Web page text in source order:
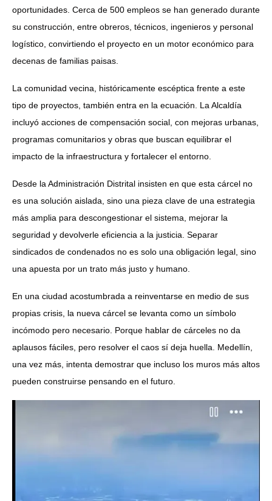
oportunidades. Cerca de 500 empleos se han generado durante
su construcción, entre obreros, técnicos, ingenieros y personal
logístico, convirtiendo el proyecto en un motor económico para
decenas de familias paisas.
La comunidad vecina, históricamente escéptica frente a este
tipo de proyectos, también entra en la ecuación. La Alcaldía
incluyó acciones de compensación social, con mejoras urbanas,
programas comunitarios y obras que buscan equilibrar el
impacto de la infraestructura y fortalecer el entorno.
Desde la Administración Distrital insisten en que esta cárcel no
es una solución aislada, sino una pieza clave de una estrategia
más amplia para descongestionar el sistema, mejorar la
seguridad y devolverle eficiencia a la justicia. Separar
sindicados de condenados no es solo una obligación legal, sino
una apuesta por un trato más justo y humano.
En una ciudad acostumbrada a reinventarse en medio de sus
propias crisis, la nueva cárcel se levanta como un símbolo
incómodo pero necesario. Porque hablar de cárceles no da
aplausos fáciles, pero resolver el caos sí deja huella. Medellín,
una vez más, intenta demostrar que incluso los muros más altos
pueden construirse pensando en el futuro.